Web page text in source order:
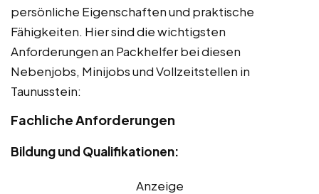
persönliche Eigenschaften und praktische
Fähigkeiten. Hier sind die wichtigsten
Anforderungen an Packhelfer bei diesen
Nebenjobs, Minijobs und Vollzeitstellen in
Taunusstein:
Fachliche Anforderungen
Bildung und Qualifikationen:
Anzeige